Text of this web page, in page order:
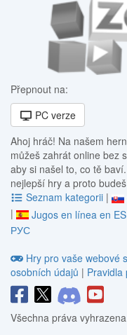
Přepnout na:
PC verze
Ahoj hráč! Na našem
můžeš zahrát online bez
aby si našel to, co tě
nejlepší hry a proto
Seznam kategorii |
|
Jugos en línea en ES
РУС
Hry pro vaše webové
osobních údajů | Pravidla
Všechna práva